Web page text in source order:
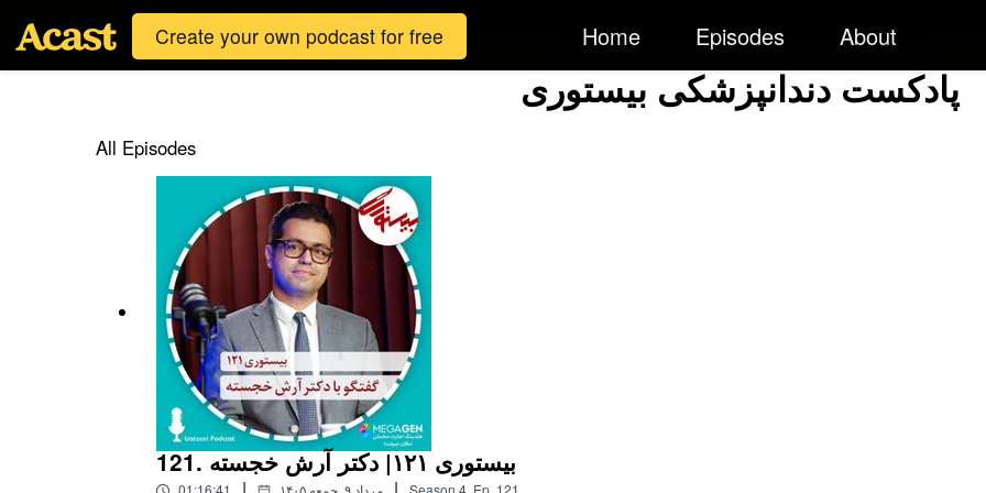
Create your own podcast for free Home Episodes About
پادکست دندانپزشکی بیستوری
All Episodes
121. بیستوری ۱۲۱| دکتر آرش خجسته